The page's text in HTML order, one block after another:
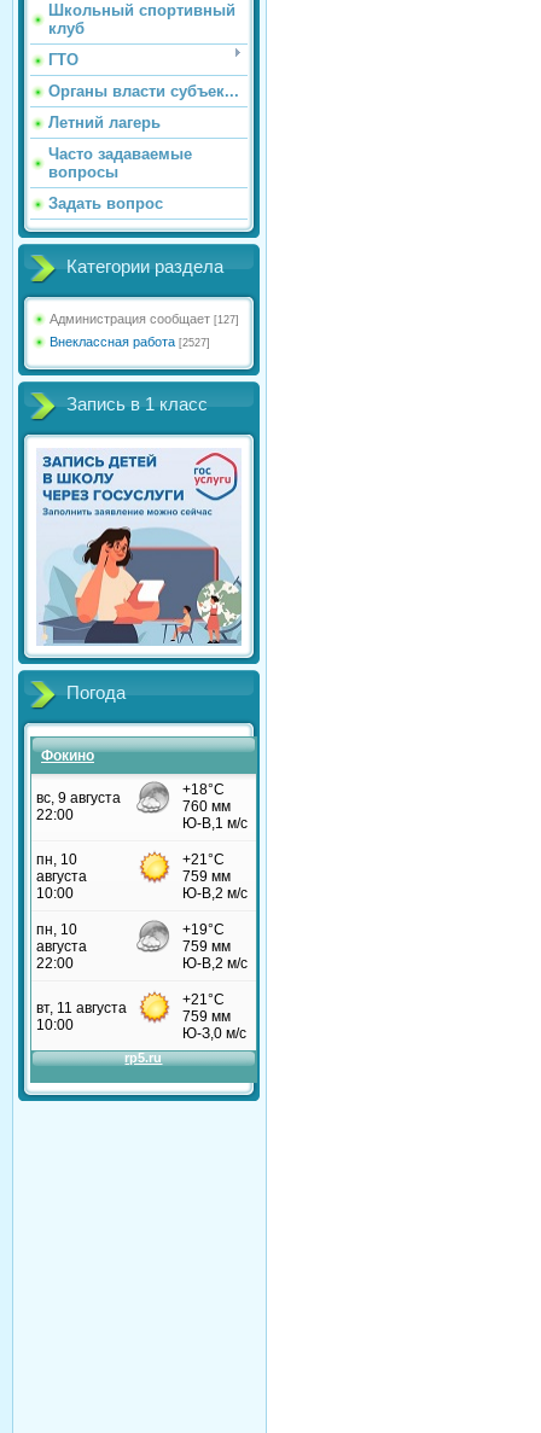
Школьный спортивный
клуб
ГТО
Органы власти субъек...
Летний лагерь
Часто задаваемые
вопросы
Задать вопрос
Категории раздела
Администрация сообщает [127]
Внеклассная работа [2527]
Запись в 1 класс
Погода
Фокино